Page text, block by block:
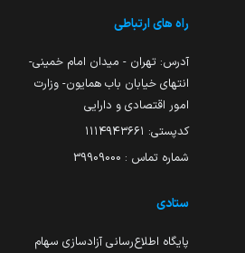
راه های ارتباطی
آدرس: تهران - میدان امام خمینی-
انتهای خیابان باب همایون- وزارت
امور اقتصادی و دارایی
کدپستی: ۱۱۱۴۹۴۳۶۶۱
شماره تماس : 39909000
ستادی
پایگاه اطلاع‌رسانی آزادسازی سهام